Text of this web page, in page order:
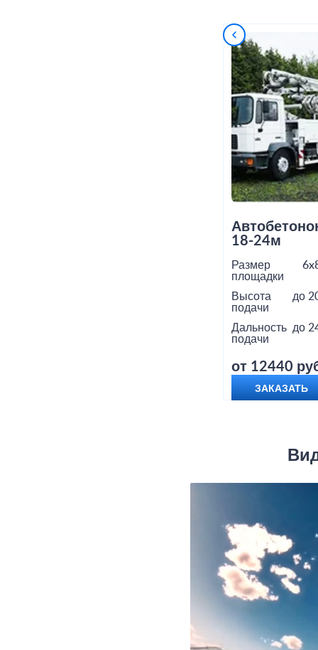
18-24м
Размер
площадки
Высота
подачи
до
Дальность
подачи
до
от 12440
ЗАКАЗАТЬ